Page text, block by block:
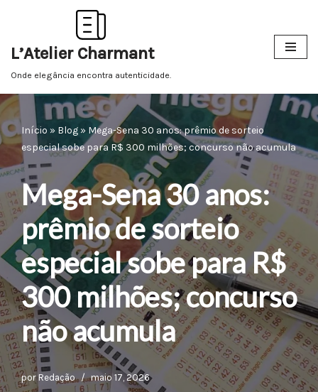
para
o
L’Atelier Charmant
Onde elegância encontra autenticidade.
Início » Blog » Mega-Sena 30 anos: prêmio de sorteio
especial sobe para R$ 300 milhões; concurso não acumula
Mega-Sena 30 anos:
prêmio de sorteio
especial sobe para R$
300 milhões; concurso
não acumula
porRedação maio 17, 2026